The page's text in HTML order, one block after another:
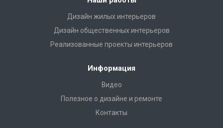
Дизайн жилых интерьеров
Дизайн общественных интерьеров
Реализованные проекты интерьеров
Информация
Видео
Полезное о дизайне и ремонте
Контакты